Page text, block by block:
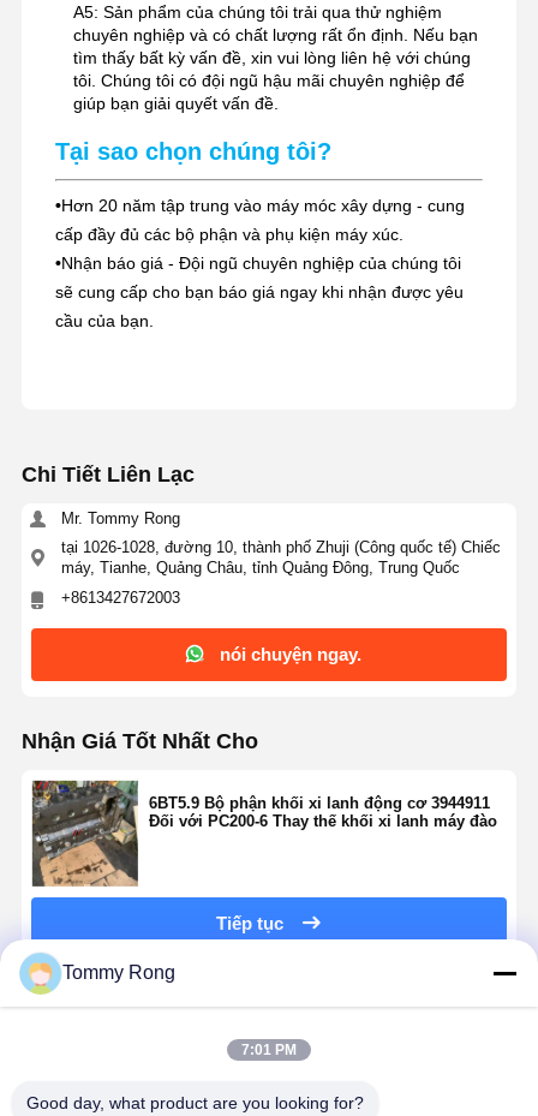
A5: Sản phẩm của chúng tôi trải qua thử nghiệm
chuyên nghiệp và có chất lượng rất ổn định. Nếu bạn
tìm thấy bất kỳ vấn đề, xin vui lòng liên hệ với chúng
tôi. Chúng tôi có đội ngũ hậu mãi chuyên nghiệp để
giúp bạn giải quyết vấn đề.
Tại sao chọn chúng tôi?
•Hơn 20 năm tập trung vào máy móc xây dựng - cung
cấp đầy đủ các bộ phận và phụ kiện máy xúc.
•Nhận báo giá - Đội ngũ chuyên nghiệp của chúng tôi
sẽ cung cấp cho bạn báo giá ngay khi nhận được yêu
cầu của bạn.
Chi Tiết Liên Lạc
Mr. Tommy Rong
tại 1026-1028, đường 10, thành phố Zhuji (Công quốc tế) Chiếc
máy, Tianhe, Quảng Châu, tỉnh Quảng Đông, Trung Quốc
+8613427672003
nói chuyện ngay.
Nhận Giá Tốt Nhất Cho
6BT5.9 Bộ phận khối xi lanh động cơ 3944911
Đối với PC200-6 Thay thế khối xi lanh máy đào
Tiếp tục
Sản Phẩm Khuyến Cáo
Tommy Rong
7:01 PM
Good day, what product are you looking for?